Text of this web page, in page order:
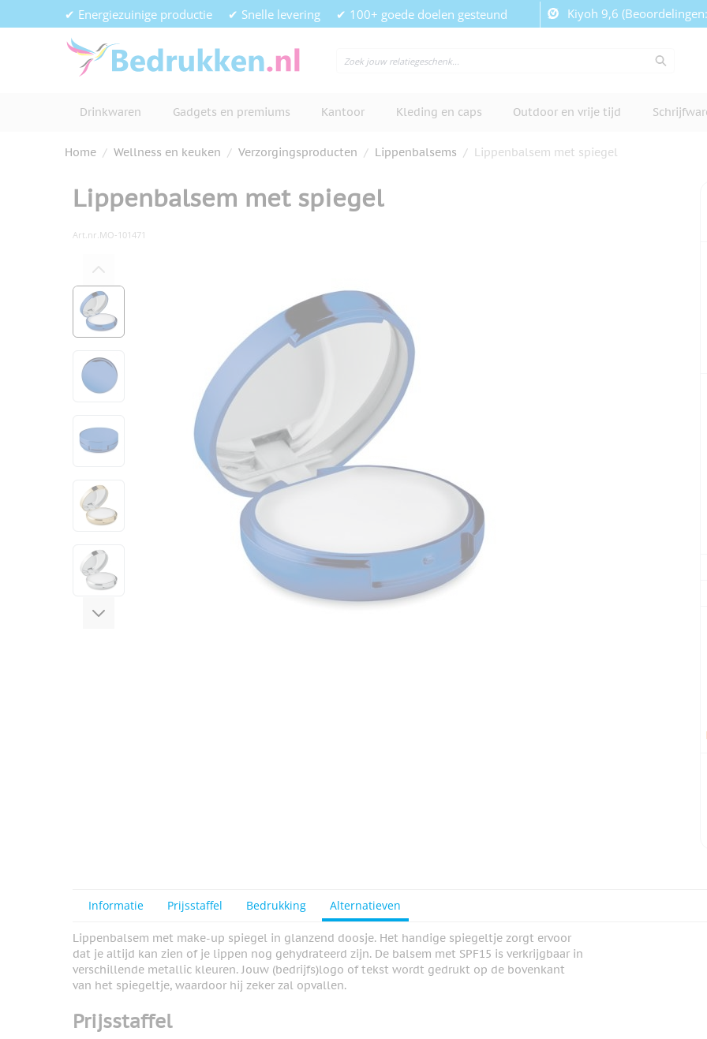
Ga naar de inhoud✔ Energiezuinige productie ✔ Snelle levering ✔ 100+ goede doelen gesteund Kiyoh 9,6
Drinkwaren Gadgets en premiums Kantoor Kleding en caps Outdoor en vrije tijd
Home / Wellness en keuken / Verzorgingsproducten / Lippenbalsems / Lippenbalsem met spiegel
Lippenbalsem met spiegel
Art.nr.MO-101471
View larger image
View larger image
View larger image
View larger image
View larger image
View larger image
Informatie Prijsstaffel Bedrukking Alternatieven
Lippenbalsem met make-up spiegel in glanzend doosje. Het handige spiegeltje zorgt ervoor
dat je altijd kan zien of je lippen nog gehydrateerd zijn. De balsem met SPF15 is verkrijgbaar in
verschillende metallic kleuren. Jouw (bedrijfs)logo of tekst wordt gedrukt op de bovenkant
van het spiegeltje, waardoor hij zeker zal opvallen.
Prijsstaffel